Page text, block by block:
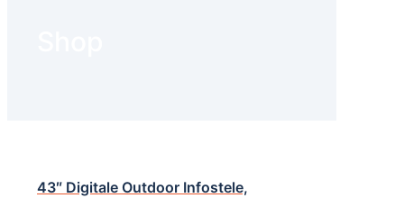
43″ Digitale Outdoor Infostele,